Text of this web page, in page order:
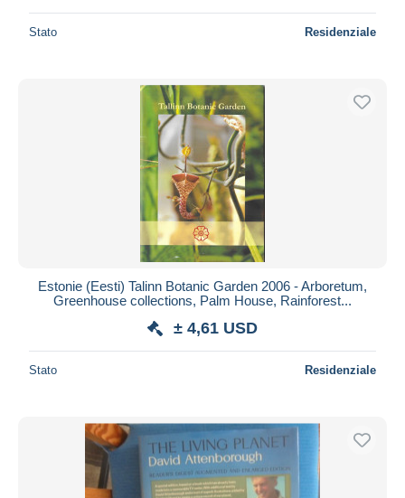
Stato Residenziale
Estonie (Eesti) Talinn Botanic Garden 2006 - Arboretum,
Greenhouse collections, Palm House, Rainforest...
± 4,61 USD
Stato Residenziale